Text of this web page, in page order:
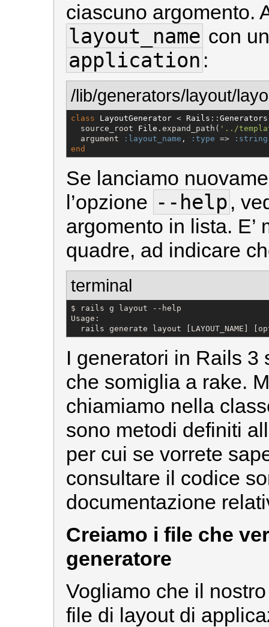
ciascuno argomento.
layout_name con
application :
/lib/generators/layout/
class LayoutGenerator < Rails :: Generators
  source_root
File .expand_path( ' ../
  argument
:layout_name , :type => :string
end
Se lanciamo
l’opzione --help ,
argomento in lista. E’
quadre, ad indicare
terminal
$ rails g layout --help
Usage:
rails generate layout [LAYOUT_NAME]
I generatori in Rails
che somiglia a rake.
chiamiamo nella
sono metodi definiti
per cui se vorrete
consultare il codice
documentazione
Creiamo i file che
generatore
Vogliamo che il
file di layout di